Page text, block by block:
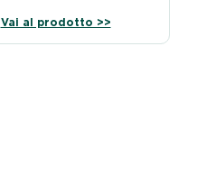
Vai al prodotto >>